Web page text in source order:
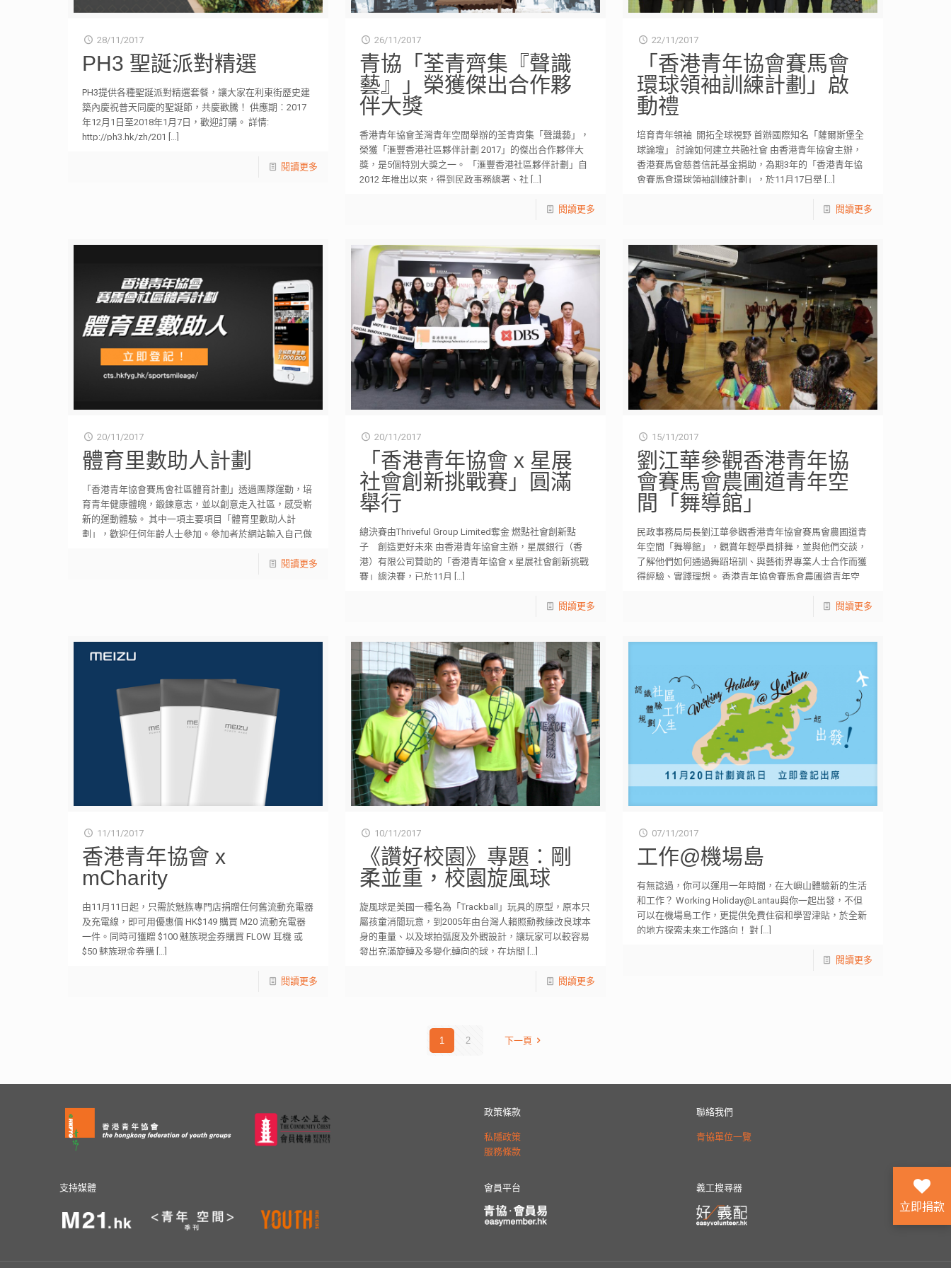
28/11/2017
PH3 聖誕派對精選
PH3提供各種聖誕派對精選套餐，讓大家在利東街歷史建
築內慶祝普天同慶的聖誕節，共慶歡騰！ 供應期︰2017
年12月1日至2018年1月7日，歡迎訂購。 詳情:
http://ph3.hk/zh/201
閱讀更多
26/11/2017
青協「荃青齊集『聲識
藝』」榮獲傑出合作夥
伴大獎
香港青年協會荃灣青年空間舉辦的荃青齊集「聲識藝」，
榮獲「滙豐香港社區夥伴計劃 2017」的傑出合作夥伴大
獎，是5個特別大獎之一。 「滙豐香港社區夥伴計劃」自
2012 年推出以來，得到民政事務總署、社[…]
閱讀更多
22/11/2017
「香港青年協會賽馬會
環球領袖訓練計劃」啟
動禮
培育青年領袖 開拓全球視野 首辦國際知名「薩爾斯堡全
球論壇」 討論如何建立共融社會 由香港青年協會主辦，
香港賽馬會慈善信託基金捐助，為期3年的「香港青年協
會賽馬會環球領袖訓練計劃」，於11月17日舉[…]
閱讀更多
20/11/2017
體育里數助人計劃
「香港青年協會賽馬會社區體育計劃」透過團隊運動，培
育青年健康體魄，鍛鍊意志，並以創意走入社區，感受嶄
新的運動體驗。 其中一項主要項目「體育里數助人計
劃」，歡迎任何年齡人士參加。參加者於網站輸入自己做
閱讀更多
20/11/2017
「香港青年協會 x 星展
社會創新挑戰賽」圓滿
舉行
總決賽由Thriveful Group Limited奪金 燃點社會創新點
子 創造更好未來 由香港青年協會主辦，星展銀行（香
港）有限公司贊助的「香港青年協會 x 星展社會創新挑戰
賽」總決賽，已於11月 […]
閱讀更多
15/11/2017
劉江華參觀香港青年協
會賽馬會農圃道青年空
間「舞導館」
民政事務局局長劉江華參觀香港青年協會賽馬會農圃道青
年空間「舞導館」，觀賞年輕學員排舞，並與他們交談，
了解他們如何通過舞蹈培訓、與藝術界專業人士合作而獲
得經驗、實踐理想。 香港青年協會賽馬會農圃道青年空
閱讀更多
11/11/2017
香港青年協會 x
mCharity
由11月11日起，只需於魅族專門店捐贈任何舊流動充電器
及充電線，即可用優惠價 HK$149 購買 M20 流動充電器
一件。同時可獲贈 $100 魅族現金券購買 FLOW 耳機 或
$50 魅族現金券購[…]
閱讀更多
10/11/2017
《讚好校園》專題︰剛
柔並重，校園旋風球
旋風球是美國一種名為「Trackball」玩具的原型，原本只
屬孩童消閒玩意，到2005年由台灣人賴照勳教練改良球本
身的重量、以及球拍弧度及外觀設計，讓玩家可以較容易
發出充滿旋轉及多變化轉向的球，在坊間 […]
閱讀更多
07/11/2017
工作@機場島
有無諗過，你可以運用一年時間，在大嶼山體驗新的生活
和工作？ Working Holiday@Lantau與你一起出發，不但
可以在機場島工作，更提供免費住宿和學習津貼，於全新
的地方探索未來工作路向！ 對[…]
閱讀更多
1 2 下一頁
政策條款
私隱政策
服務條款
聯絡我們
青協單位一覽
支持媒體 會員平台 義工搜尋器
立即捐款